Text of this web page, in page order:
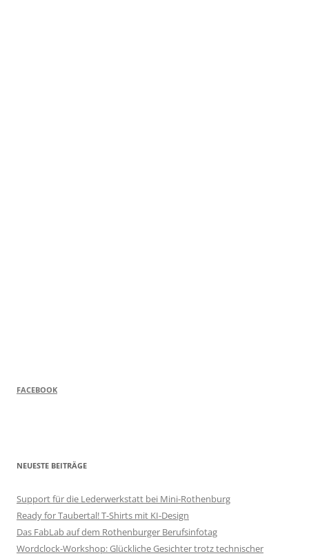
FACEBOOK
NEUESTE BEITRÄGE
Support für die Lederwerkstatt bei Mini-Rothenburg
Ready for Taubertal! T-Shirts mit KI-Design
Das FabLab auf dem Rothenburger Berufsinfotag
Wordclock-Workshop: Glückliche Gesichter trotz technischer